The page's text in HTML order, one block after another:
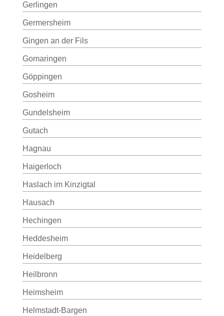
Gerlingen
Germersheim
Gingen an der Fils
Gomaringen
Göppingen
Gosheim
Gundelsheim
Gutach
Hagnau
Haigerloch
Haslach im Kinzigtal
Hausach
Hechingen
Heddesheim
Heidelberg
Heilbronn
Heimsheim
Helmstadt-Bargen